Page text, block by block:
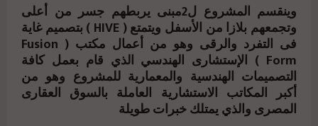
وينقسم المشروع ل2مبنى يربطهم جسر من أعلى
وتجمعهم بلازا من الأسفل ويتمتع ( HIVE ) بتصميم غاية
فى التفرد والرقى وهو من أعمال مكتب ( Fusion
Form ) الإستشارى الهندسي الذي قام بعمل كافة
التصميمات الهندسية والمعمارية للمشروع وهو من
أكبر المكاتب الاستشارية العاملة بالسوق العقارى
المصرى والذي يمتلك خبرات طويلة